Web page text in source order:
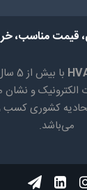
قیمت مناسب،
با
الکترونیک و
کشوری
می‌باشد.